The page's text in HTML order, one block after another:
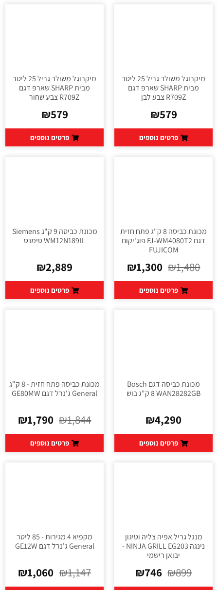
מיקרוגל משולב גריל 25 ליטר
מבית SHARP שארפ דגם
R709Z צבע לבן
₪579
פרטים נוספים
מיקרוגל משולב גריל 25 ליטר
מבית SHARP שארפ דגם
R709Z צבע שחור
₪579
פרטים נוספים
מכונת כביסה 8 ק"ג פתח חזית
דגם FJ-WM4080T2 פוג'יקום
FUJICOM
₪1,480
₪1,300
פרטים נוספים
מכונת כביסה 9 ק"ג Siemens
WM12N189IL סימנס
₪2,889
פרטים נוספים
מכונת כביסה דגם Bosch
WAN28282GB ‏8 ‏ק"ג בוש
₪4,290
פרטים נוספים
מכונת כביסה פתח חזית - 8 ק"ג
General ג'נרל דגם GE80MW
₪1,844
₪1,790
פרטים נוספים
מנגל גריל אפיה צליה וטיגון
נינגה NINJA GRILL EG203 -
יבואן רישמי
₪899
₪746
מקפיא 4 מגירות - 85 ליטר
General ג'נרל דגם GE12W
₪1,147
₪1,060